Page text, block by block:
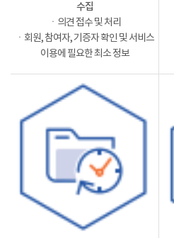
수집
ㆍ의견 접수 및 처리
ㆍ회원, 참여자, 기증자 확인 및 서비스
이용에 필요한 최소 정보